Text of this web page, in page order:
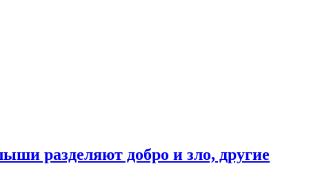
разделяют добро и зло, другие